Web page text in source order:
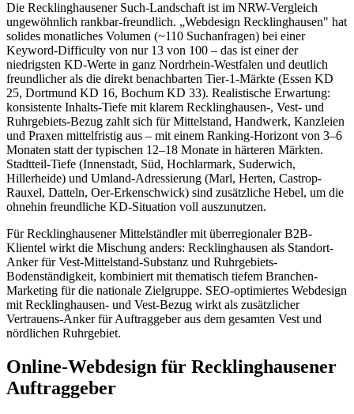
Die Recklinghausener Such-Landschaft ist im NRW-Vergleich
ungewöhnlich rankbar-freundlich. „Webdesign Recklinghausen" hat
solides monatliches Volumen (~110 Suchanfragen) bei einer
Keyword-Difficulty von nur 13 von 100 – das ist einer der
niedrigsten KD-Werte in ganz Nordrhein-Westfalen und deutlich
freundlicher als die direkt benachbarten Tier-1-Märkte (Essen KD
25, Dortmund KD 16, Bochum KD 33). Realistische Erwartung:
konsistente Inhalts-Tiefe mit klarem Recklinghausen-, Vest- und
Ruhrgebiets-Bezug zahlt sich für Mittelstand, Handwerk, Kanzleien
und Praxen mittelfristig aus – mit einem Ranking-Horizont von 3–6
Monaten statt der typischen 12–18 Monate in härteren Märkten.
Stadtteil-Tiefe (Innenstadt, Süd, Hochlarmark, Suderwich,
Hillerheide) und Umland-Adressierung (Marl, Herten, Castrop-
Rauxel, Datteln, Oer-Erkenschwick) sind zusätzliche Hebel, um die
ohnehin freundliche KD-Situation voll auszunutzen.
Für Recklinghausener Mittelständler mit überregionaler B2B-
Klientel wirkt die Mischung anders: Recklinghausen als Standort-
Anker für Vest-Mittelstand-Substanz und Ruhrgebiets-
Bodenständigkeit, kombiniert mit thematisch tiefem Branchen-
Marketing für die nationale Zielgruppe. SEO-optimiertes Webdesign
mit Recklinghausen- und Vest-Bezug wirkt als zusätzlicher
Vertrauens-Anker für Auftraggeber aus dem gesamten Vest und
nördlichen Ruhrgebiet.
Online-Webdesign für Recklinghausener
Auftraggeber